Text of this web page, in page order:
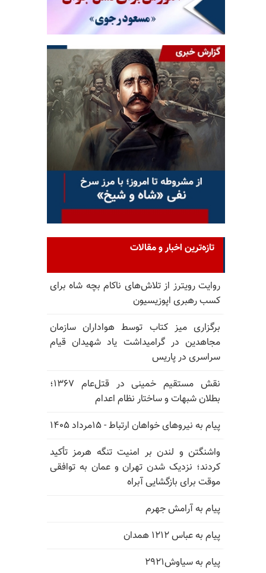
تازه‌ترین اخبار و مقالات
روایت رویترز از تلاش‌های ناکام بچه شاه برای
کسب رهبری اپوزیسیون
برگزاری میز کتاب توسط هواداران سازمان
مجاهدین در گرامیداشت یاد شهیدان قیام
سراسری در پاریس
نقش مستقیم خمینی در قتل‌عام ۱۳۶۷؛
بطلان شبهات و ساختار نظام اعدام
پیام به نیروهای خواهان ارتباط - ۱۵مرداد ۱۴۰۵
واشنگتن و لندن بر امنیت تنگه هرمز تأکید
کردند؛ نزدیک شدن تهران و عمان به توافقی
موقت برای بازگشایی آبراه
پیام به آرامش جهرم
پیام به عباس ۱۲۱۲ همدان
پیام به سیاوش۲۹۲۱